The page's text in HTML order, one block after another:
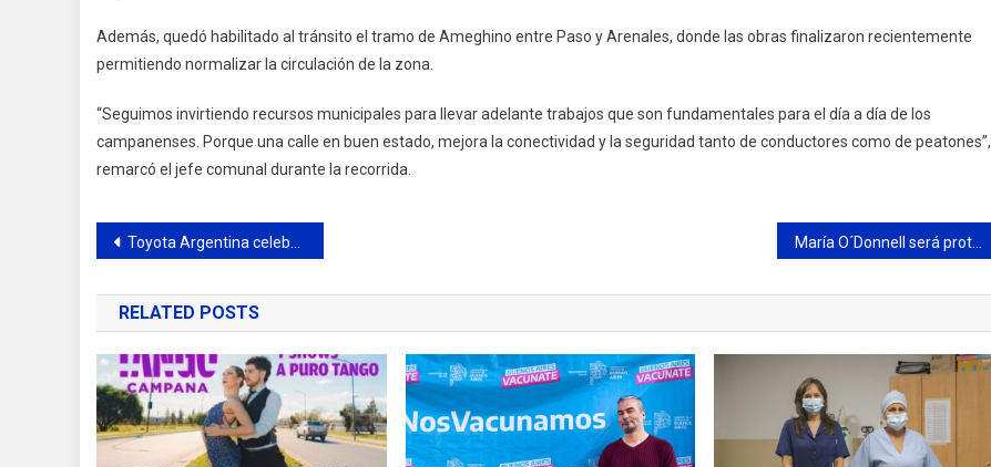
Además, quedó habilitado al tránsito el tramo de Ameghino entre Paso y Arenales, donde las obras finalizaron recientemente
permitiendo normalizar la circulación de la zona.
“Seguimos invirtiendo recursos municipales para llevar adelante trabajos que son fundamentales para el día a día de los
campanenses. Porque una calle en buen estado, mejora la conectividad y la seguridad tanto de conductores como de peatones”,
remarcó el jefe comunal durante la recorrida.
Navegación
de
entradas
Toyota Argentina celebró la 14° edición del Dream Car Art Contest junto a niños y niñas de todo el país
RELATED POSTS